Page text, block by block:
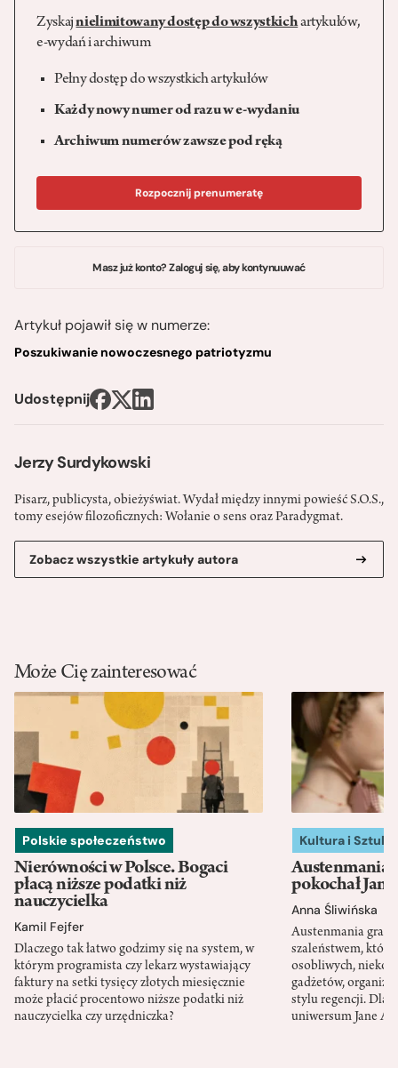
Jerzy Surdykowski
Pisarz, publicysta, obieżyświat. Wydał między innymi powieść S.O.S.,
tomy esejów filozoficznych: Wołanie o sens oraz Paradygmat.
Zobacz wszystkie artykuły autora
Zyskajnielimitowany dostęp do wszystkichartykułów,
e-wydań i archiwum
Pełny dostęp do wszystkich artykułów
Każdy nowy numer od razu w e-wydaniu
Archiwum numerów zawsze pod ręką
Rozpocznij prenumeratę
Masz już konto? Zaloguj się, aby kontynuuwać
Artykuł pojawił się w numerze:
Poszukiwanie nowoczesnego patriotyzmu
Udostępnij
Może Cię zainteresować
Polskie społeczeństwo
Nierówności w Polsce. Bogaci
płacą niższe podatki niż
nauczycielka
Kamil Fejfer
Dlaczego tak łatwo godzimy się na system, w
którym programista czy lekarz wystawiający
faktury na setki tysięcy złotych miesięcznie
może płacić procentowo niższe podatki niż
nauczycielka czy urzędniczka?
Kultura i Sztuka
Austenmania.
pokochał
Anna Śliwińska
Austenmania
szaleństwem, które
osobliwych,
gadżetów,
stylu regencji.
uniwersum Jane